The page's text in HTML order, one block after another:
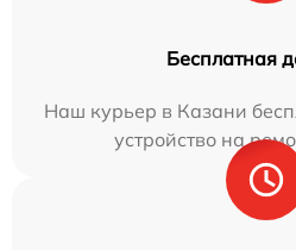
Бесплатная
Наш курьер в Казани
устройство на